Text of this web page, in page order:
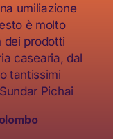
umiliazione
è molto
dei prodotti
casearia, dal
tantissimi
Pichai